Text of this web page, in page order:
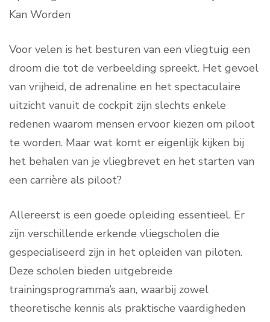
Kan Worden
Voor velen is het besturen van een vliegtuig een
droom die tot de verbeelding spreekt. Het gevoel
van vrijheid, de adrenaline en het spectaculaire
uitzicht vanuit de cockpit zijn slechts enkele
redenen waarom mensen ervoor kiezen om piloot
te worden. Maar wat komt er eigenlijk kijken bij
het behalen van je vliegbrevet en het starten van
een carrière als piloot?
Allereerst is een goede opleiding essentieel. Er
zijn verschillende erkende vliegscholen die
gespecialiseerd zijn in het opleiden van piloten.
Deze scholen bieden uitgebreide
trainingsprogramma’s aan, waarbij zowel
theoretische kennis als praktische vaardigheden